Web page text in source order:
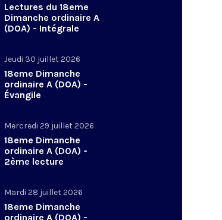
Lectures du 18eme
Dimanche ordinaire A
(DOA) - Intégrale
Jeudi 30 juillet 2026
18eme Dimanche
ordinaire A (DOA) -
Évangile
Mercredi 29 juillet 2026
18eme Dimanche
ordinaire A (DOA) -
2ème lecture
Mardi 28 juillet 2026
18eme Dimanche
ordinaire A (DOA) -